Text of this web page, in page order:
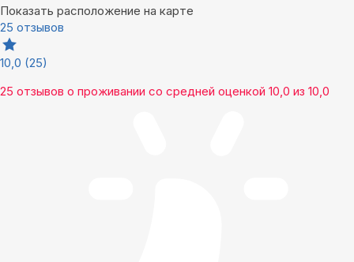
Показать расположение на карте
25 отзывов
10,0 (25)
25 отзывов о проживании со средней оценкой 10,0 из 10,0